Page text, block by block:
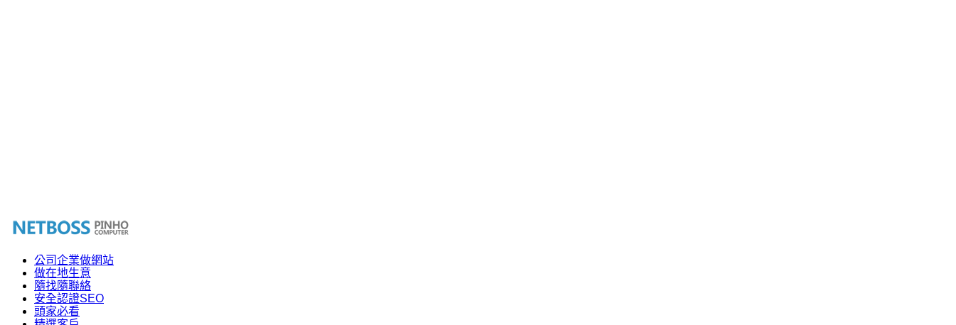
公司企業做網站
做在地生意
隨找隨聯絡
安全認證SEO
頭家必看